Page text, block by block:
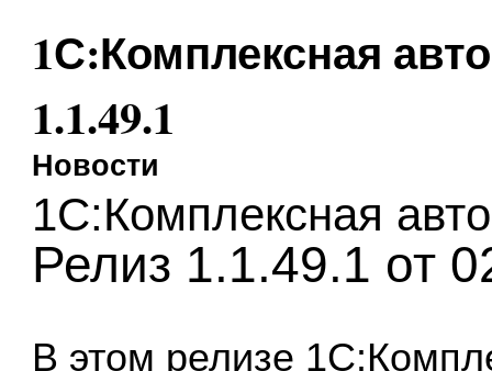
1С:Комплексная
1.1.49.1
Новости
1С:Комплексная
Релиз 1.1.49.1 от
В этом релизе